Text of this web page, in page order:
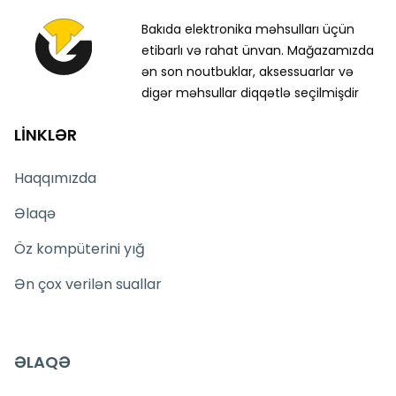
Bakıda elektronika məhsulları üçün
etibarlı və rahat ünvan. Mağazamızda
ən son noutbuklar, aksessuarlar və
digər məhsullar diqqətlə seçilmişdir
LİNKLƏR
Haqqımızda
Əlaqə
Öz kompüterini yığ
Ən çox verilən suallar
ƏLAQƏ